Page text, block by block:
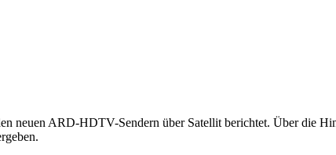
neuen ARD-HDTV-Sendern über Satellit berichtet. Über die